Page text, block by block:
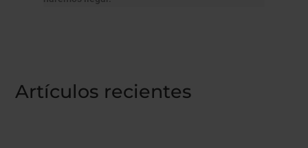
Artículos recientes